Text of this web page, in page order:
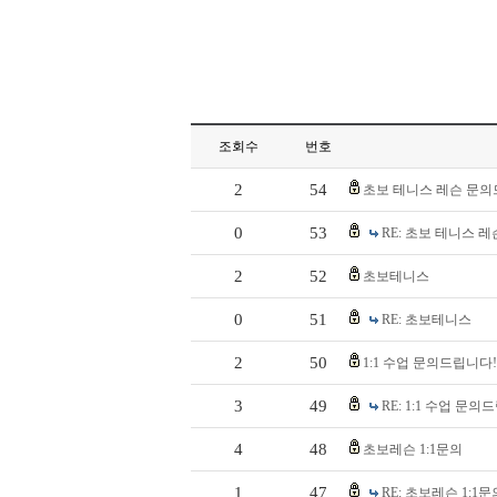
조회수 번호
2 54 초보 테니스 레슨 문의
0 53 RE: 초보 테니스
2 52 초보테니스
0 51 RE: 초보테니스
2 50 1:1 수업 문의드립니다!
3 49 RE: 1:1 수업 문의
4 48 초보레슨 1:1문의
1 47 RE: 초보레슨 1:1문